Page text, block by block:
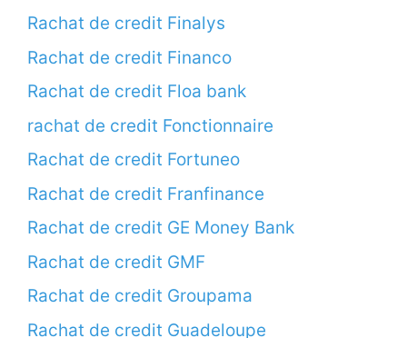
Rachat de credit Finalys
Rachat de credit Financo
Rachat de credit Floa bank
rachat de credit Fonctionnaire
Rachat de credit Fortuneo
Rachat de credit Franfinance
Rachat de credit GE Money Bank
Rachat de credit GMF
Rachat de credit Groupama
Rachat de credit Guadeloupe